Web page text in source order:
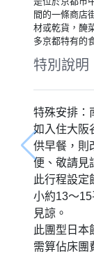
間的一條商店
材或乾貨，醃
多京都特有的
特別說明
特殊安排：
如入住大阪
供早餐，則
便、敬請見
此行程設定
小約13～
見諒。
此團型日本
需算佔床團